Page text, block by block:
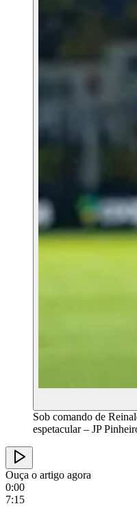
Sob comando de
espetacular – JP
Ouça o artigo agora
0:00
7:15